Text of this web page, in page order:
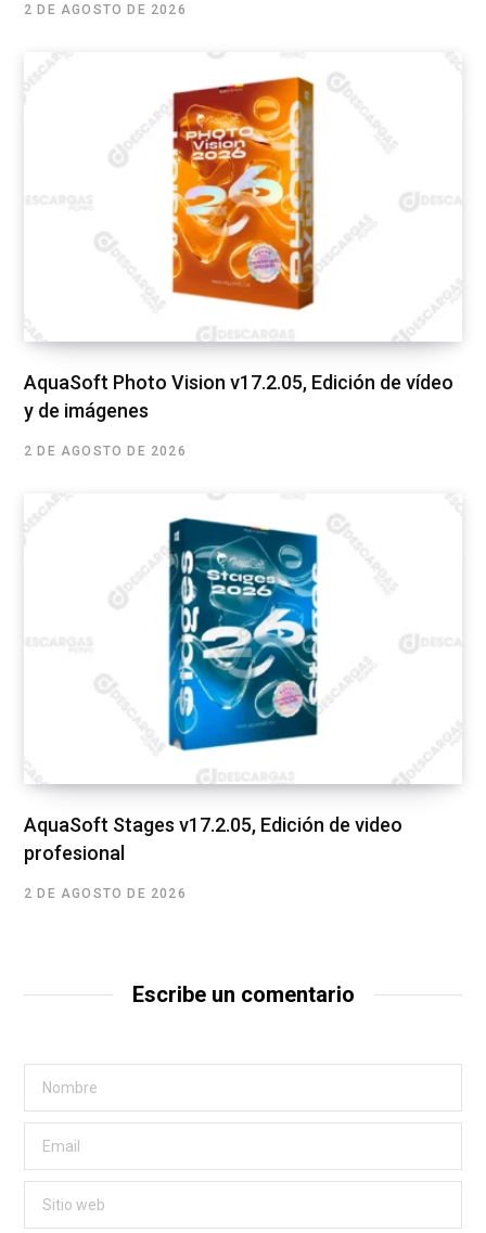
2 DE AGOSTO DE 2026
AquaSoft Photo Vision v17.2.05, Edición de vídeo
y de imágenes
2 DE AGOSTO DE 2026
AquaSoft Stages v17.2.05, Edición de video
profesional
2 DE AGOSTO DE 2026
Escribe un comentario